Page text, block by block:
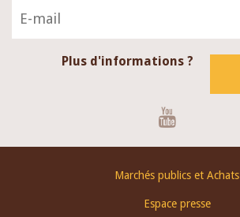
Plus d'informations ?
Marchés publics et Achats
Espace presse